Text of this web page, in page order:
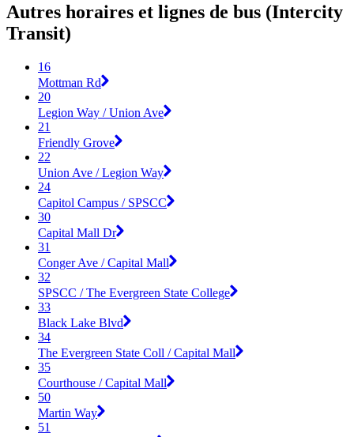
Autres horaires et lignes de bus (Intercity
Transit)
16
Mottman Rd
20
Legion Way / Union Ave
21
Friendly Grove
22
Union Ave / Legion Way
24
Capitol Campus / SPSCC
30
Capital Mall Dr
31
Conger Ave / Capital Mall
32
SPSCC / The Evergreen State College
33
Black Lake Blvd
34
The Evergreen State Coll / Capital Mall
35
Courthouse / Capital Mall
50
Martin Way
51